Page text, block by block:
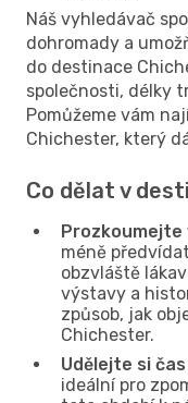
Náš vyhledávač
dohromady a
do destinace
společnosti, délky
Pomůžeme vám
Chichester, který
Co dělat v
méně
obzvláště
výstavy a
způsob, jak
Chichester.
Udělejte si
ideální pro